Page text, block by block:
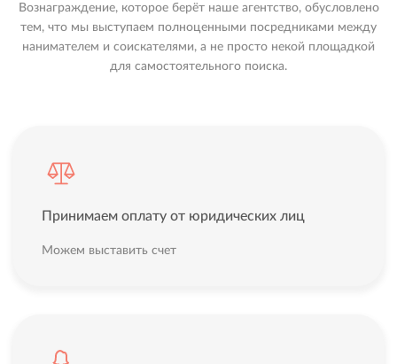
Вознаграждение, которое берёт наше агентство, обусловлено
тем, что мы выступаем полноценными посредниками между
нанимателем и соискателями, а не просто некой площадкой
для самостоятельного поиска.
Принимаем оплату от юридических лиц
Можем выставить счет